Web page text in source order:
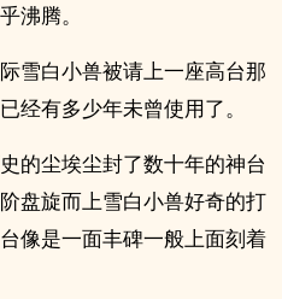
沸腾。
雪白小兽被请上一座高台那
经有多少年未曾使用了。
的尘埃尘封了数十年的神台
盘旋而上雪白小兽好奇的打
像是一面丰碑一般上面刻着